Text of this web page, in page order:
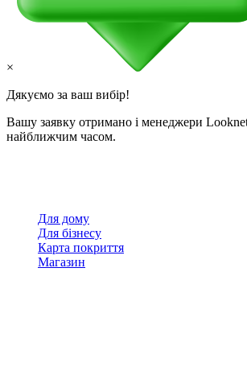
×
Дякуємо за ваш вибір!
Вашу заявку отримано і менеджери
найближчим часом.
Для дому
Для бізнесу
Карта покриття
Магазин